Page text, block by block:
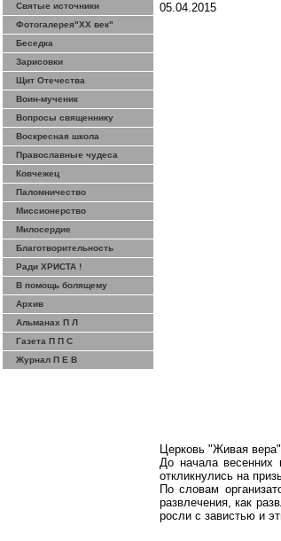
Святые источники
Фотогалерея"ХХ век"
Беседка
Зарисовки
Щит Отечества
Воин-мученик
Вопросы священнику
Воскресная школа
Православные чудеса
Ковчежец
Паломничество
Миссионерство
Милосердие
Благотворительность
Ради ХРИСТА !
В помощь болящему
Архив
Альманах П Л
Газета П П С
Журнал П Е В
05.04.2015
Церковь "Живая
До начала весенних
откликнулись на
По словам
развлечения, как
росли с завистью и